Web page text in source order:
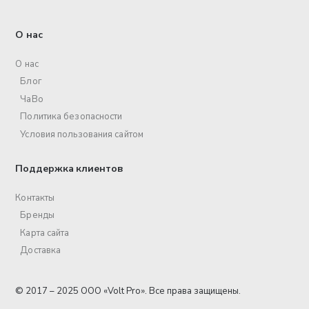
О нас
О нас
Блог
ЧаВо
Политика безопасности
Условия пользования сайтом
Поддержка клиентов
Контакты
Бренды
Карта сайта
Доставка
© 2017 – 2025 ООО «Volt Pro». Все права защищены.